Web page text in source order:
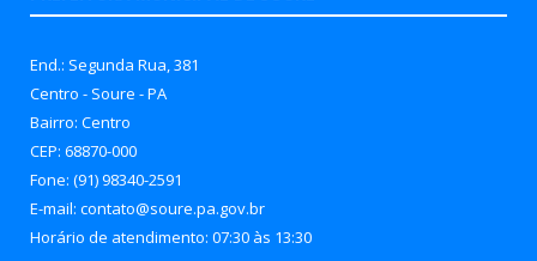
End.: Segunda Rua, 381
Centro - Soure - PA
Bairro: Centro
CEP: 68870-000
Fone: (91) 98340-2591
E-mail: contato@soure.pa.gov.br
Horário de atendimento: 07:30 às 13:30